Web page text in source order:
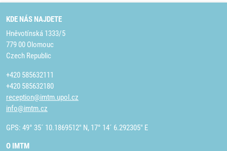
KDE NÁS NAJDETE
Hněvotínská 1333/5
779 00 Olomouc
Czech Republic
+420 585632111
+420 585632180
reception@imtm.upol.cz
info@imtm.cz
GPS: 49° 35´ 10.1869512" N, 17° 14´ 6.292305" E
O IMTM